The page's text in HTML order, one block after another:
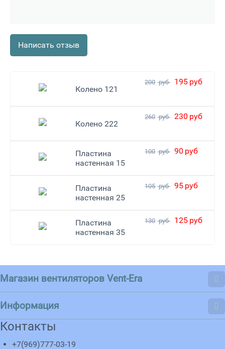
Написать отзыв
Колено 121
200 руб 195 руб
Колено 222
260 руб 230 руб
Пластина
настенная 15
100 руб 90 руб
Пластина
настенная 25
105 руб 95 руб
Пластина
настенная 35
130 руб 125 руб
Магазин вентиляторов Vent-Era
Информация
Контакты
+7(969)777-03-19